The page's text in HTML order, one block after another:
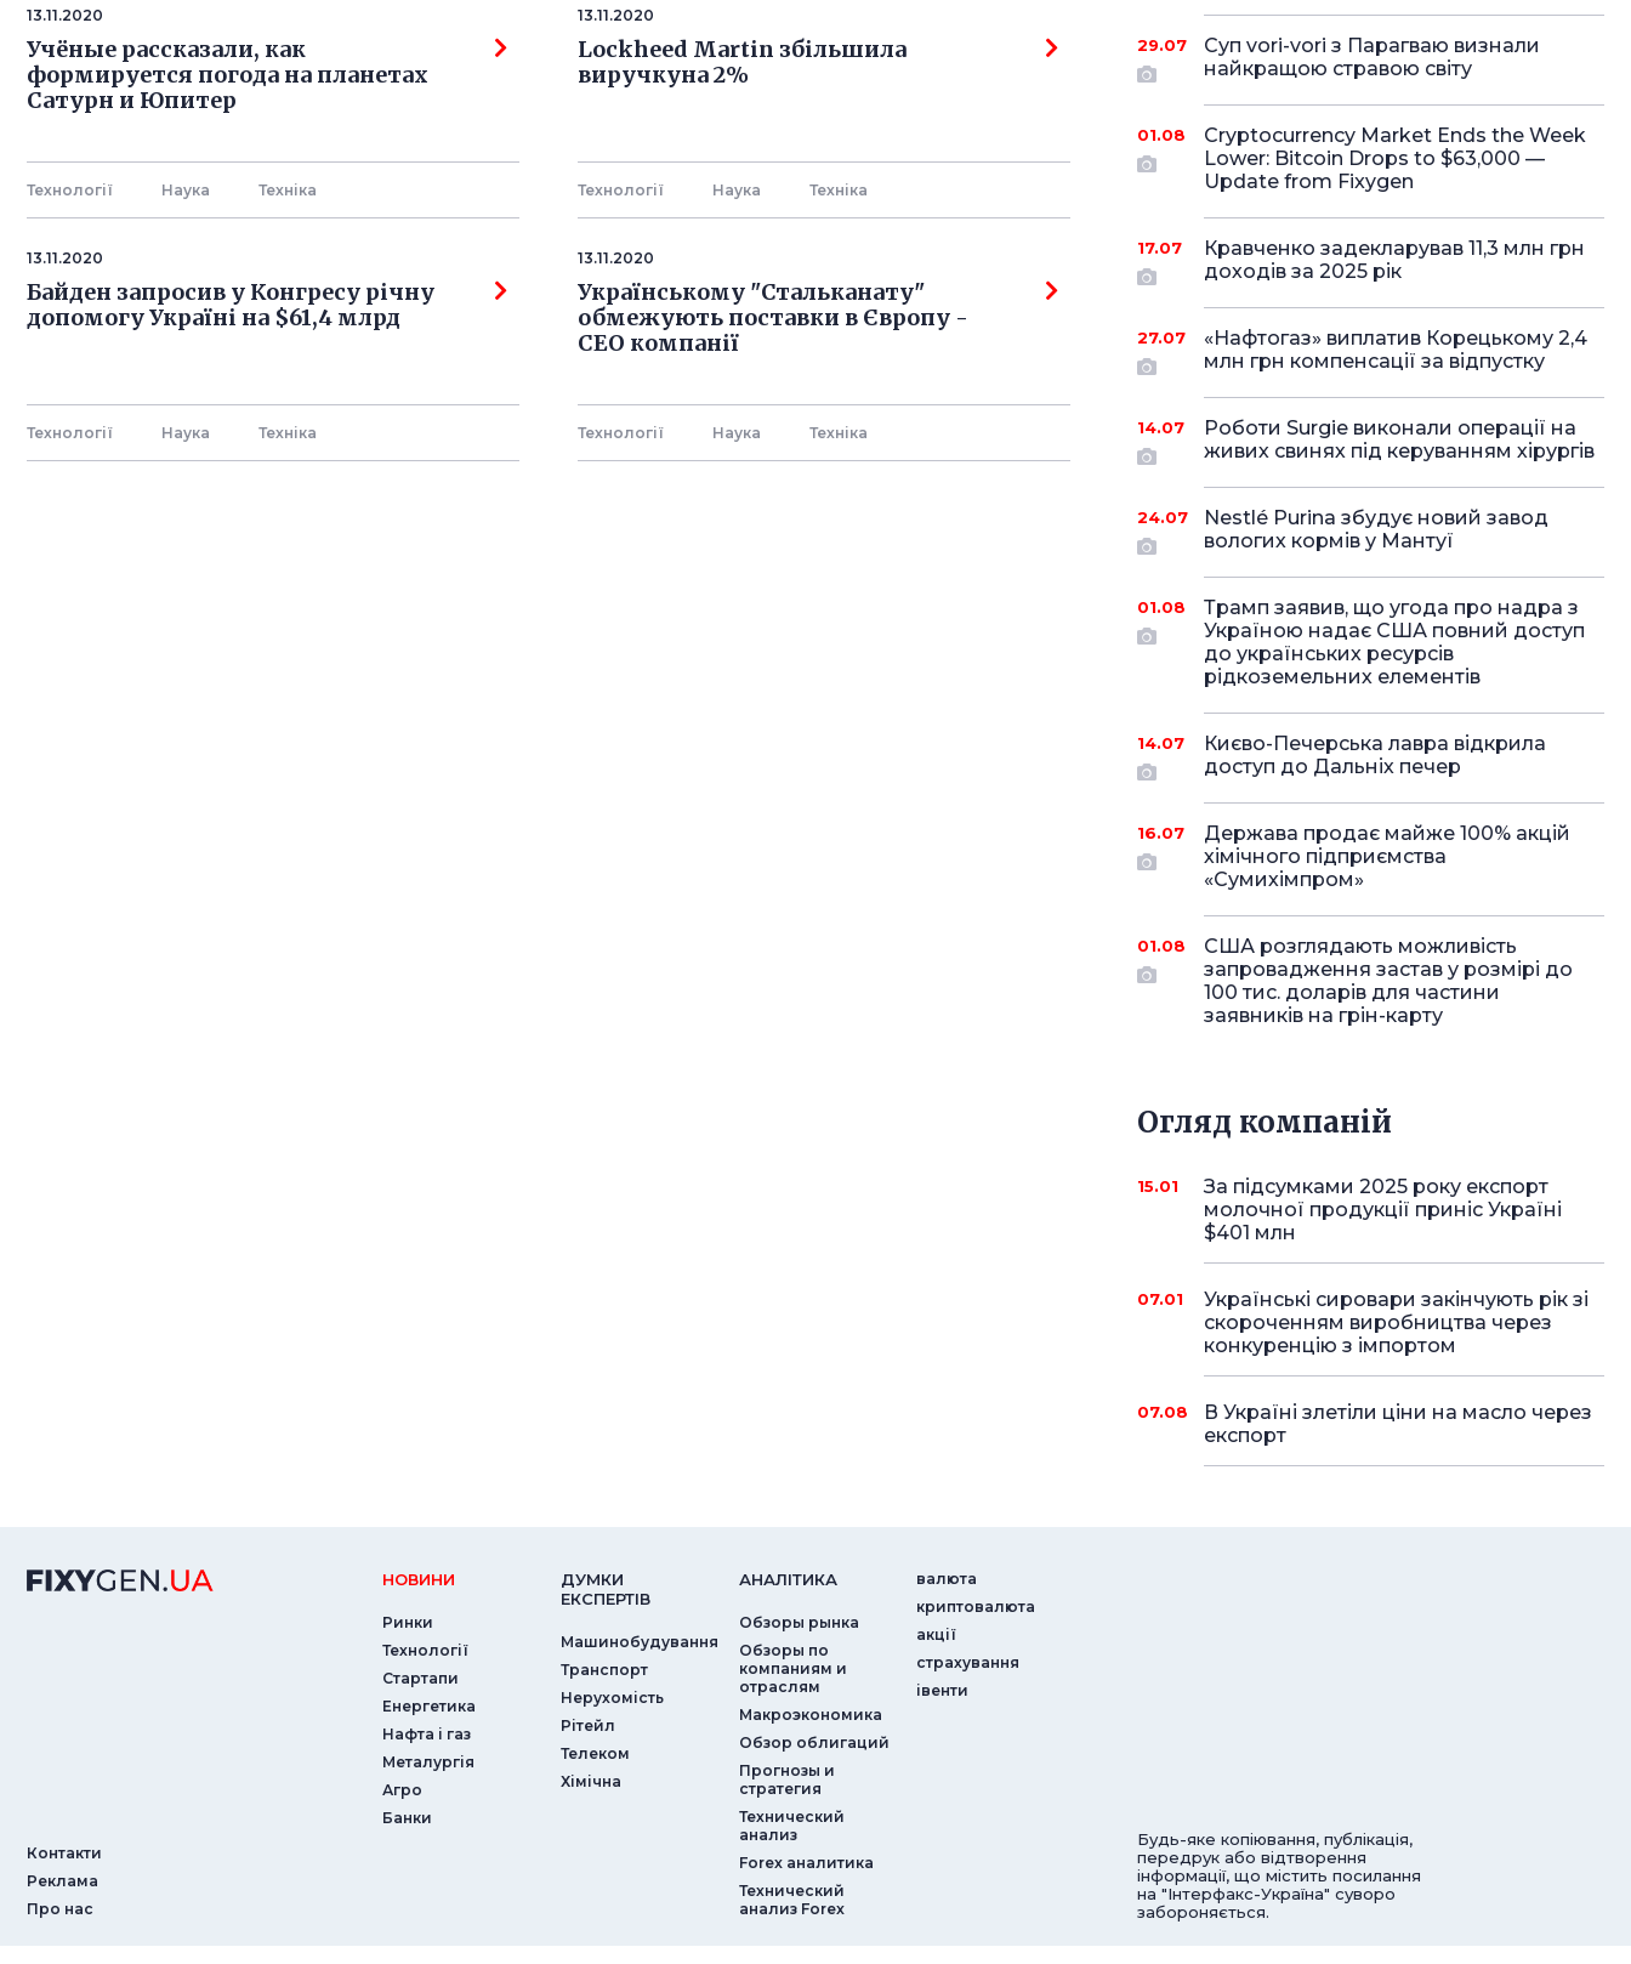
13.11.2020
Учёные рассказали, как
формируется погода на планетах
Сатурн и Юпитер
Технології Наука Технiка
13.11.2020
Lockheed Martin збільшила
виручкуна 2%
Технології Наука Технiка
13.11.2020
Байден запросив у Конгресу річну
допомогу Україні на $61,4 млрд
Технології Наука Технiка
13.11.2020
Українському "Стальканату"
обмежують поставки в Європу -
СЕО компанії
Технології Наука Технiка
29.07
Суп vori-vori з Парагваю визнали
найкращою стравою світу
01.08
Cryptocurrency Market Ends the Week
Lower: Bitcoin Drops to $63,000 —
Update from Fixygen
17.07
Кравченко задекларував 11,3 млн грн
доходів за 2025 рік
27.07
«Нафтогаз» виплатив Корецькому 2,4
млн грн компенсації за відпустку
14.07
Роботи Surgie виконали операції на
живих свинях під керуванням хірургів
24.07
Nestlé Purina збудує новий завод
вологих кормів у Мантуї
01.08
Трамп заявив, що угода про надра з
Україною надає США повний доступ
до українських ресурсів
рідкоземельних елементів
14.07
Києво-Печерська лавра відкрила
доступ до Дальніх печер
16.07
Держава продає майже 100% акцій
хімічного підприємства
«Сумихімпром»
01.08
США розглядають можливість
запровадження застав у розмірі до
100 тис. доларів для частини
заявників на грін-карту
Огляд компаній
15.01
За підсумками 2025 року експорт
молочної продукції приніс Україні
$401 млн
07.01
Українські сировари закінчують рік зі
скороченням виробництва через
конкуренцію з імпортом
07.08
В Україні злетіли ціни на масло через
експорт
Контакти
Реклама
Про нас
НОВИНИ
Ринки
Технології
Стартапи
Енергетика
Нафта і газ
Металургія
Агро
Банки
ДУМКИ
ЕКСПЕРТIВ
Машинобудування
Транспорт
Нерухомість
Рітейл
Телеком
Хімічна
АНАЛIТИКА
Обзоры рынка
Обзоры по
компаниям и
отраслям
Макроэкономика
Обзор облигаций
Прогнозы и
стратегия
Технический
анализ
Forex аналитика
Технический
анализ Forex
валюта
криптовалюта
акції
страхування
iвенти
Будь-яке копіювання, публікація,
передрук або відтворення
інформації, що містить посилання
на "Інтерфакс-Україна" суворо
забороняється.